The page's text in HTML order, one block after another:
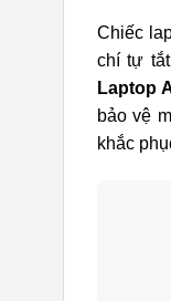
Chiếc
chí tự
Laptop
bảo vệ
khắc